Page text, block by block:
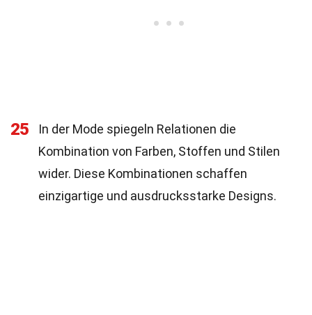
25
In der Mode spiegeln Relationen die
Kombination von Farben, Stoffen und Stilen
wider. Diese Kombinationen schaffen
einzigartige und ausdrucksstarke Designs.